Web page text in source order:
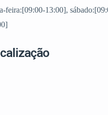
feira:[09:00-13:00],